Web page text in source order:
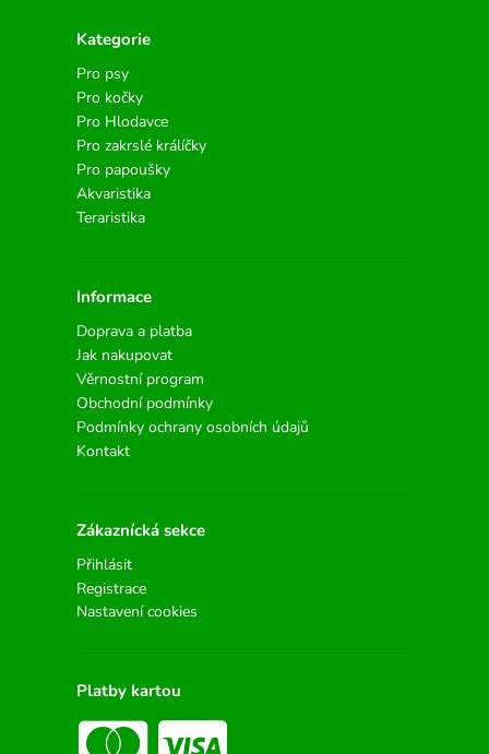
Kategorie
Pro psy
Pro kočky
Pro Hlodavce
Pro zakrslé králíčky
Pro papoušky
Akvaristika
Teraristika
Informace
Doprava a platba
Jak nakupovat
Věrnostní program
Obchodní podmínky
Podmínky ochrany osobních údajů
Kontakt
Zákaznícká sekce
Přihlásit
Registrace
Nastavení cookies
Platby kartou